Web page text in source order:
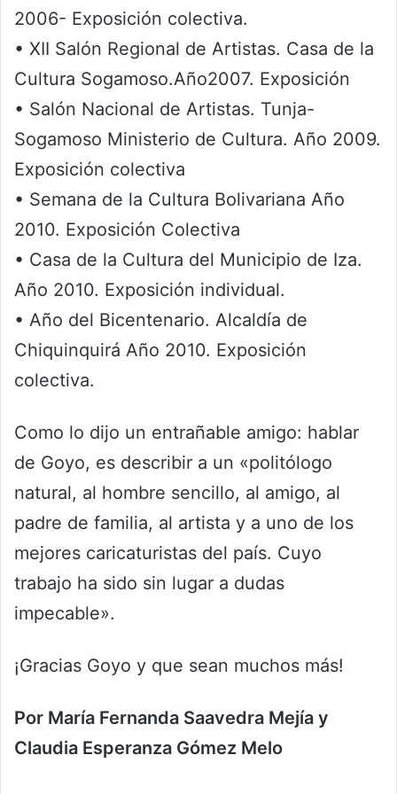
2006- Exposición colectiva.
• XII Salón Regional de Artistas. Casa de la
Cultura Sogamoso.Año2007. Exposición
• Salón Nacional de Artistas. Tunja-
Sogamoso Ministerio de Cultura. Año 2009.
Exposición colectiva
• Semana de la Cultura Bolivariana Año
2010. Exposición Colectiva
• Casa de la Cultura del Municipio de Iza.
Año 2010. Exposición individual.
• Año del Bicentenario. Alcaldía de
Chiquinquirá Año 2010. Exposición
colectiva.
Como lo dijo un entrañable amigo: hablar
de Goyo, es describir a un «politólogo
natural, al hombre sencillo, al amigo, al
padre de familia, al artista y a uno de los
mejores caricaturistas del país. Cuyo
trabajo ha sido sin lugar a dudas
impecable».
¡Gracias Goyo y que sean muchos más!
Por María Fernanda Saavedra Mejía y
Claudia Esperanza Gómez Melo